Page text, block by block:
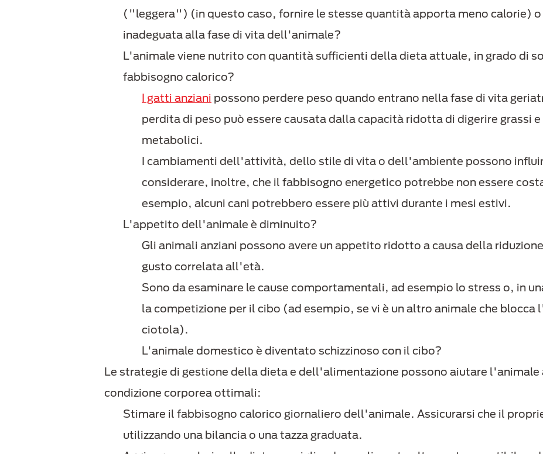
("leggera") (in questo caso, fornire le stesse quantità apporta meno calorie)
inadeguata alla fase di vita dell'animale?
L'animale viene nutrito con quantità sufficienti della dieta attuale, in grado di
fabbisogno calorico?
I gatti anziani possono perdere peso quando entrano nella fase di vita
perdita di peso può essere causata dalla capacità ridotta di digerire grassi
metabolici.
I cambiamenti dell'attività, dello stile di vita o dell'ambiente possono
considerare, inoltre, che il fabbisogno energetico potrebbe non essere
esempio, alcuni cani potrebbero essere più attivi durante i mesi estivi.
L'appetito dell'animale è diminuito?
Gli animali anziani possono avere un appetito ridotto a causa della
gusto correlata all'età.
Sono da esaminare le cause comportamentali, ad esempio lo stress o, in
la competizione per il cibo (ad esempio, se vi è un altro animale che
ciotola).
L'animale domestico è diventato schizzinoso con il cibo?
Le strategie di gestione della dieta e dell'alimentazione possono aiutare l'animale
condizione corporea ottimali:
Stimare il fabbisogno calorico giornaliero dell'animale. Assicurarsi che il
utilizzando una bilancia o una tazza graduata.